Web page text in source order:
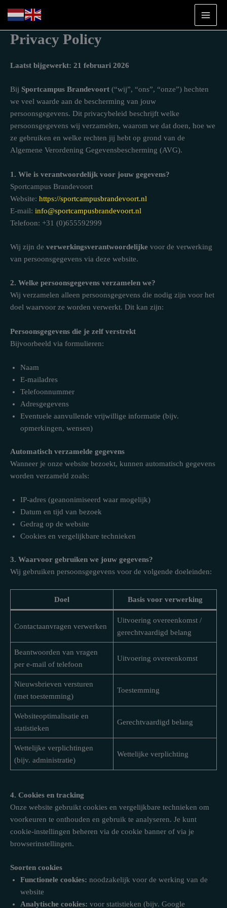
naar
de
inhoudPrivacy Policy
Laatst bijgewerkt: 21 februari 2026
Bij Sportcampus Brandevoort (“wij”, “ons”, “onze”) hechten
we veel waarde aan de bescherming van jouw
persoonsgegevens. Dit privacybeleid beschrijft welke
persoonsgegevens wij verzamelen, waarom we dat doen, hoe we
ze gebruiken en welke rechten jij hebt op grond van de
Algemene Verordening Gegevensbescherming (AVG).
1. Wie is verantwoordelijk voor jouw gegevens?
Sportcampus Brandevoort
Website: https://sportcampusbrandevoort.nl
E-mail: info@sportcampusbrandevoort.nl
Telefoon: +31 (0)655592999
Wij zijn de verwerkingsverantwoordelijke voor de verwerking
van persoonsgegevens via deze website.
2. Welke persoonsgegevens verzamelen we?
Wij verzamelen alleen persoonsgegevens die nodig zijn voor het
doel waarvoor ze worden verwerkt. Dit kan zijn:
Persoonsgegevens die je zelf verstrekt
Bijvoorbeeld via formulieren:
Naam
E-mailadres
Telefoonnummer
Adresgegevens
Eventuele aanvullende vrijwillige informatie (bijv.
opmerkingen, wensen)
Automatisch verzamelde gegevens
Wanneer je onze website bezoekt, kunnen automatisch gegevens
worden verzameld zoals:
IP-adres (geanonimiseerd waar mogelijk)
Datum en tijd van bezoek
Gedrag op de website
Cookies en vergelijkbare technieken
3. Waarvoor gebruiken we jouw gegevens?
Wij gebruiken persoonsgegevens voor de volgende doeleinden:
Doel Basis voor verwerking
Contactaanvragen verwerken
Uitvoering overeenkomst /
gerechtvaardigd belang
Beantwoorden van vragen
per e-mail of telefoon
Uitvoering overeenkomst
Nieuwsbrieven versturen
(met toestemming)
Toestemming
Websiteoptimalisatie en
statistieken
Gerechtvaardigd belang
Wettelijke verplichtingen
(bijv. administratie)
Wettelijke verplichting
4. Cookies en tracking
Onze website gebruikt cookies en vergelijkbare technieken om
voorkeuren te onthouden en gebruik te analyseren. Je kunt
cookie-instellingen beheren via de cookie banner of via je
browserinstellingen.
Soorten cookies
Functionele cookies: noodzakelijk voor de werking van de
website
Analytische cookies: voor statistieken (bijv. Google